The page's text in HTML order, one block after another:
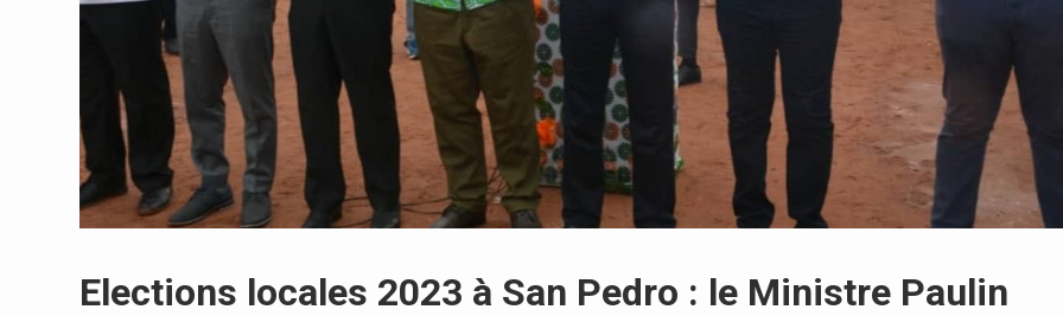
Elections locales 2023 à San Pedro : le Ministre Paulin